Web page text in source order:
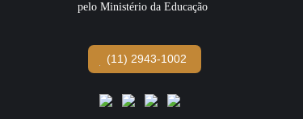
pelo Ministério da Educação
(11) 2943-1002